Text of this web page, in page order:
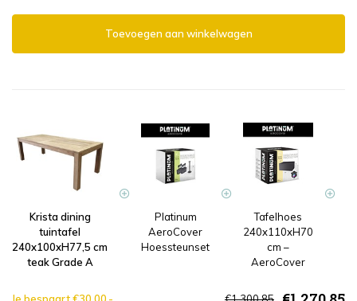
Toevoegen aan winkelwagen
Krista dining
tuintafel
240x100xH77,5 cm
teak Grade A
Platinum
AeroCover
Hoessteunset
Tafelhoes
240x110xH70
cm –
AeroCover